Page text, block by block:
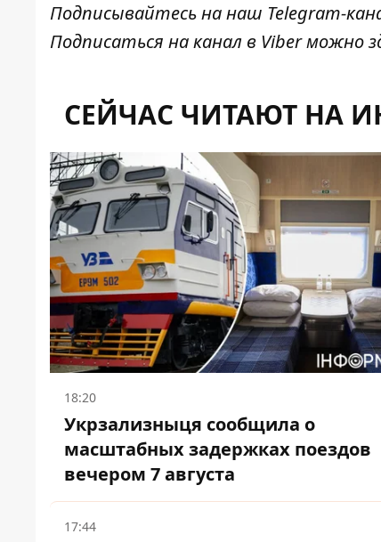
Подписывайтесь на наш Telegram-
Подписаться на канал в Viber можно
СЕЙЧАС ЧИТАЮТ НА
18:20
Укрзализныця сообщила о
масштабных задержках поездов
вечером 7 августа
17:44